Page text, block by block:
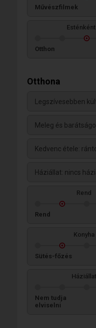
Művészfilmek
Otthon
Otthona
Legszívesebben
Meleg és
Kedvenc étele:
Háziállat: nincs
Rend
Rend
Konyha
Sütés-főzés
Háziállat
Nem tudja
elviselni